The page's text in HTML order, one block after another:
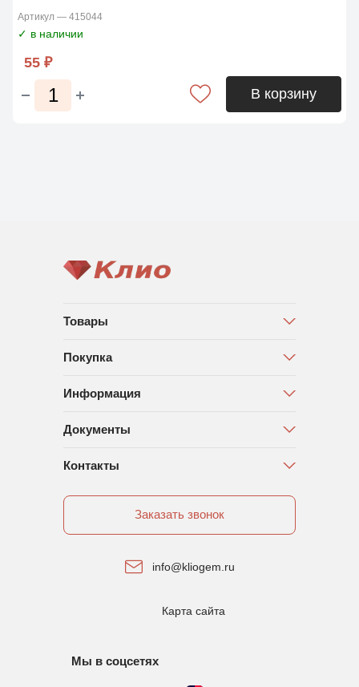
Артикул — 415044
✓ в наличии
55 ₽
В корзину
Товары
Покупка
Информация
Документы
Контакты
Заказать звонок
info@kliogem.ru
Карта сайта
Мы в соцсетях